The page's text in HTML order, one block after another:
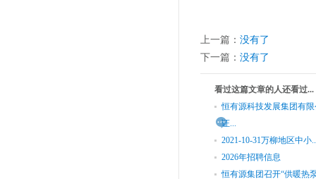
上一篇： 没有了
下一篇： 没有了
看过这篇文章的人还看过...
恒有源科技发展集团有
证...
2021-10-31万柳地区中小
2026年招聘信息
恒有源集团召开“供暖热